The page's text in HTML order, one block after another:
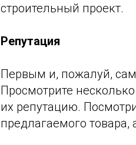
строительный проект.
Репутация
Первым и, пожалуй,
Просмотрите
их репутацию.
предлагаемого товара,